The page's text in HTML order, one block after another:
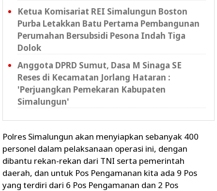
Ketua Komisariat REI Simalungun Boston
Purba Letakkan Batu Pertama Pembangunan
Perumahan Bersubsidi Pesona Indah Tiga
Dolok
Anggota DPRD Sumut, Dasa M Sinaga SE
Reses di Kecamatan Jorlang Hataran :
'Perjuangkan Pemekaran Kabupaten
Simalungun'
Polres Simalungun akan menyiapkan sebanyak 400
personel dalam pelaksanaan operasi ini, dengan
dibantu rekan-rekan dari TNI serta pemerintah
daerah, dan untuk Pos Pengamanan kita ada 9 Pos
yang terdiri dari 6 Pos Pengamanan dan 2 Pos